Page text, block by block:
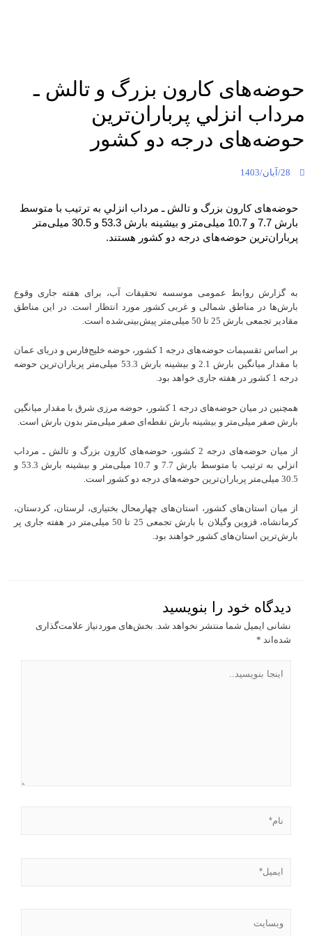
حوضه‌های كارون بزرگ و تالش ـ
مرداب انزلي پرباران‌ترین
حوضه‌های درجه دو کشور
28/آبان/1403
حوضه‌های كارون بزرگ و تالش ـ مرداب انزلي به ترتیب با متوسط
بارش 7.7 و 10.7 میلی‌متر و بیشینه بارش 53.3 و 30.5 میلی‌متر
پرباران‌ترین حوضه‌های درجه دو کشور هستند.
به گزارش روابط عمومی موسسه تحقیقات آب، برای هفته جاری وقوع
بارش‌ها در مناطق شمالی و غربی کشور مورد انتظار است. در این مناطق
مقادیر تجمعی بارش 25 تا 50 میلی‌متر پیش‌بینی‌شده است.
بر اساس تقسیمات حوضه‌های درجه 1 کشور، حوضه خلیج‌فارس و دریای عمان
با مقدار میانگین بارش 2.1 و بیشینه بارش 53.3 میلی‌متر پرباران‌ترین حوضه‌‌
درجه 1 کشور در هفته جاری خواهد بود.
همچنین در میان حوضه‌های درجه 1 کشور، حوضه مرزی شرق با مقدار میانگین
بارش صفر میلی‌متر و بیشینه بارش نقطه‌ای صفر میلی‌متر بدون بارش است.
از میان حوضه‌های درجه 2 کشور، حوضه‌های كارون بزرگ و تالش ـ مرداب
انزلي به ترتیب با متوسط بارش 7.7 و 10.7 میلی‌متر و بیشینه بارش 53.3 و
30.5 میلی‌متر پرباران‌ترین حوضه‌های درجه دو کشور است.
از میان استان‌های کشور، استان‌های چهارمحال بختیاری، لرستان، کردستان،
کرمانشاه، قزوین وگیلان با بارش تجمعی 25 تا 50 میلی‌متر در هفته جاری پر
بارش‌ترین استان‌های کشور خواهند بود.
دیدگاه‌ خود را بنویسید
نشانی ایمیل شما منتشر نخواهد شد.
بخش‌های موردنیاز علامت‌گذاری
شده‌اند *